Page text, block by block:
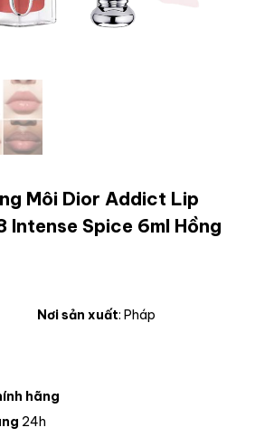
Môi Dior Addict Lip
Intense Spice 6ml Hồng
Nơi sản xuất: Pháp
hãng
24h